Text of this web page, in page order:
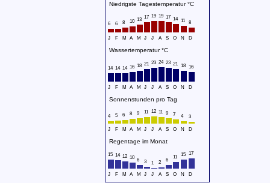
Niedrigste Tagestemperatur °C
6 6 8 10 13 17 19 19 17 14 11 8
J F M A M J J A S O N D
Wassertemperatur °C
14 14 14 16 18 21 23 24 23 21 18 16
J F M A M J J A S O N D
Sonnenstunden pro Tag
4 5 6 8 9 11 12 11 9 7 4 3
J F M A M J J A S O N D
Regentage im Monat
15 14 12 10 6 3 1 2 6
11 15 17
J F M A M J J A S O N D